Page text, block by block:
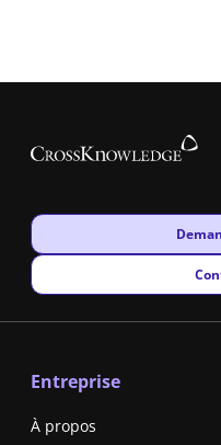
New
Entreprise
À propos